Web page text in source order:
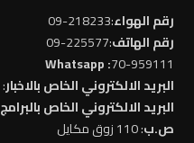
رقم الهواء:218233-09
رقم الهاتف:225577-09
70-959111
: Whatsapp
البريد الالكتروني الخاص بالاخبار: news@rll.com.lb
البريد الالكتروني الخاص بالبرامج
ص.ب: 110 زوق مكايل